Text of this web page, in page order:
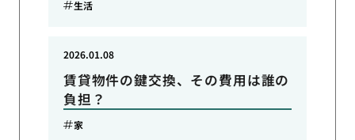
生活
賃貸物件の鍵交換、その費用は誰の
負担？
2026.01.08
家